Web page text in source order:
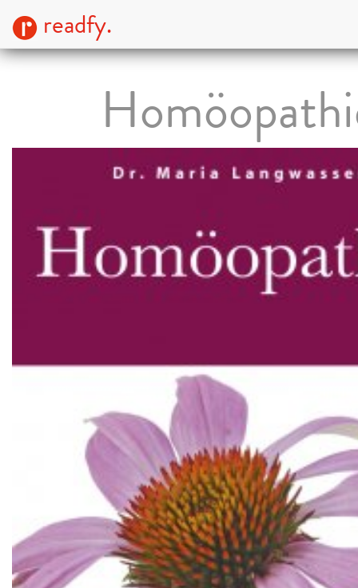
readfy.